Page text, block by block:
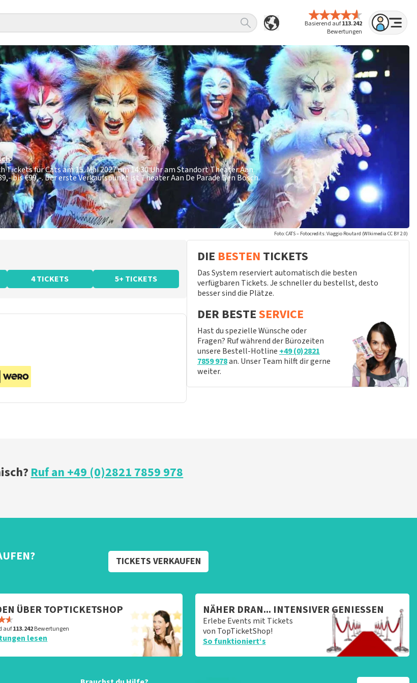
Basierend auf113.242
Bewertungen
für Cats am 15. Mai 2027 um 14:30 Uhr am Standort Theater Aan
bis €99,-. Der erste Verkaufspunkt ist Theater Aan De Parade Den Bosch.
Foto: CATS – Fotocredits: Viaggio Routard (WIkimedia CC BY 2.0)
4 TICKETS 5+ TICKETS
DIE BESTEN TICKETS
Das System reserviert automatisch die besten
verfügbaren Tickets. Je schneller du bestellst, desto
besser sind die Plätze.
DER BESTESERVICE
Hast du spezielle Wünsche oder
Fragen? Ruf während der Bürozeiten
unsere Bestell-Hotline +49 (0)2821
7859 978an. Unser Team hilft dir gerne
weiter.
Ruf an +49 (0)2821 7859 978
TICKETS VERKAUFEN
ÜBER TOPTICKETSHOP
auf113.242Bewertungen
lesen
NÄHER DRAN... INTENSIVER GENIESSEN
Erlebe Events mit Tickets
von TopTicketShop!
So funktioniert‘s